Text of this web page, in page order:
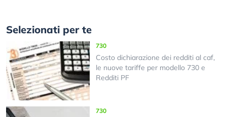
Selezionati per te
730
Costo dichiarazione dei redditi al caf,
le nuove tariffe per modello 730 e
Redditi PF
730